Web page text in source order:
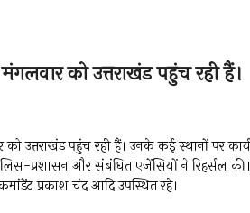
मंगलवार को उत्तराखंड पहुंच रही हैं।
को उत्तराखंड पहुंच रही हैं। उनके कई स्थानों पर
प्रशासन और संबंधित एजेंसियों ने रिहर्सल
प्रकाश चंद आदि उपस्थित रहे।